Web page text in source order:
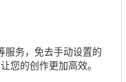
服务，免去手动设置的
您的创作更加高效。